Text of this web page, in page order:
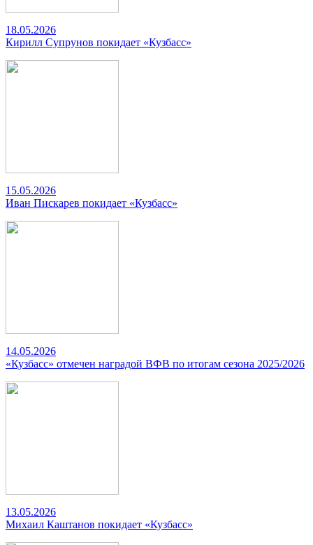
18.05.2026
Кирилл Супрунов покидает «Кузбасс»
15.05.2026
Иван Пискарев покидает «Кузбасс»
14.05.2026
«Кузбасс» отмечен наградой ВФВ по итогам сезона 2025/2026
13.05.2026
Михаил Каштанов покидает «Кузбасс»